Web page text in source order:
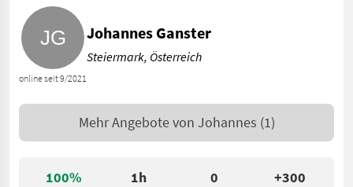
100% 1h 0 +300
online seit 9/2021
Johannes Ganster
Steiermark, Österreich
Mehr Angebote von Johannes (1)